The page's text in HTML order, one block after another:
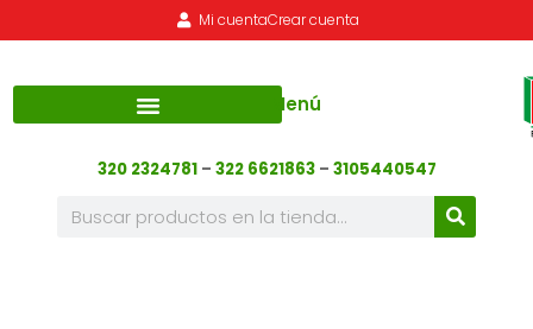
Mi cuentaCrear cuenta
Menú
320 2324781– 322 6621863 – 3105440547